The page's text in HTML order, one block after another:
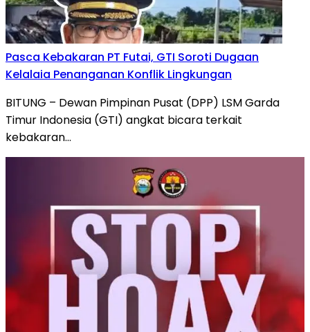
Pasca Kebakaran PT Futai, GTI Soroti Dugaan
Kelalaia Penanganan Konflik Lingkungan
BITUNG – Dewan Pimpinan Pusat (DPP) LSM Garda
Timur Indonesia (GTI) angkat bicara terkait
kebakaran…